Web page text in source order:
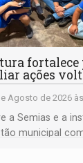
ações
Agosto de 2026
a Semias e a
municipal